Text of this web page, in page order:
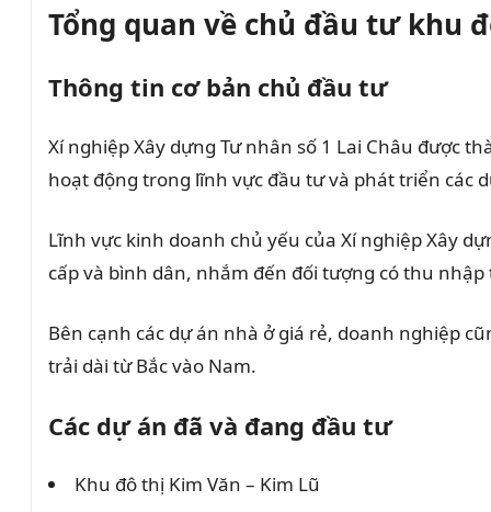
Tổng quan về chủ đầu tư khu
Thông tin cơ bản chủ đầu tư
Xí nghiệp Xây dựng Tư nhân số 1 Lai Châu được
hoạt động trong lĩnh vực đầu tư và phát triển các
Lĩnh vực kinh doanh chủ yếu của Xí nghiệp Xây
cấp và bình dân, nhắm đến đối tượng có thu
Bên cạnh các dự án nhà ở giá rẻ, doanh nghiệp
trải dài từ Bắc vào Nam.
Các dự án đã và đang đầu tư
Khu đô thị Kim Văn – Kim Lũ